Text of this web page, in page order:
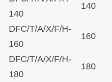
140
140
DFC/T/A/X/F/H-
160
160
DFC/T/A/X/F/H-
180
180